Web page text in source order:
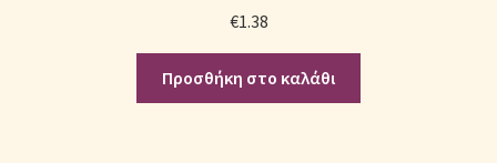
€1.38
Προσθήκη στο καλάθι